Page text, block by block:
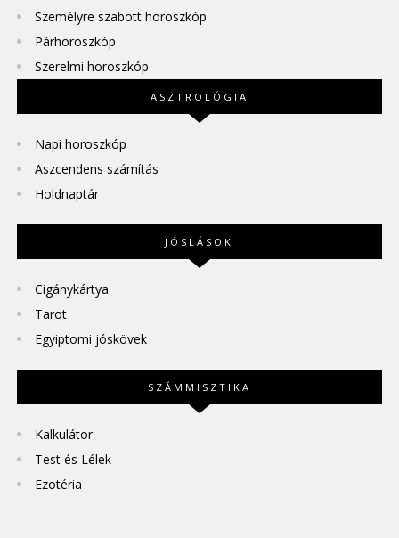
Személyre szabott horoszkóp
Párhoroszkóp
Szerelmi horoszkóp
ASZTROLÓGIA
Napi horoszkóp
Aszcendens számítás
Holdnaptár
JÓSLÁSOK
Cigánykártya
Tarot
Egyiptomi jóskövek
SZÁMMISZTIKA
Kalkulátor
Test és Lélek
Ezotéria